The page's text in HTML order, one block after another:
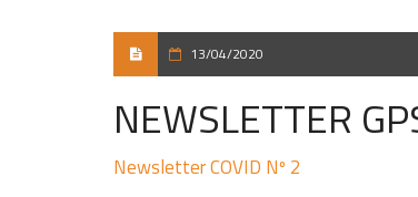
13/04/2020
NEWSLETTER
Newsletter COVID Nº 2